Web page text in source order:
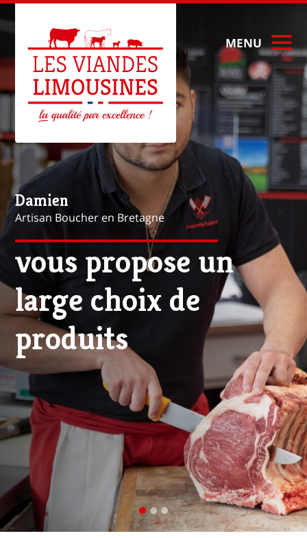
MENU
Mathieu
Artisan Boucher à Paris
vous propose une
viande d'excellence